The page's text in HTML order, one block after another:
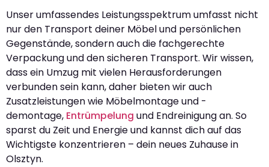
Unser umfassendes Leistungsspektrum umfasst nicht
nur den Transport deiner Möbel und persönlichen
Gegenstände, sondern auch die fachgerechte
Verpackung und den sicheren Transport. Wir wissen,
dass ein Umzug mit vielen Herausforderungen
verbunden sein kann, daher bieten wir auch
Zusatzleistungen wie Möbelmontage und -
demontage, Entrümpelung und Endreinigung an. So
sparst du Zeit und Energie und kannst dich auf das
Wichtigste konzentrieren – dein neues Zuhause in
Olsztyn.